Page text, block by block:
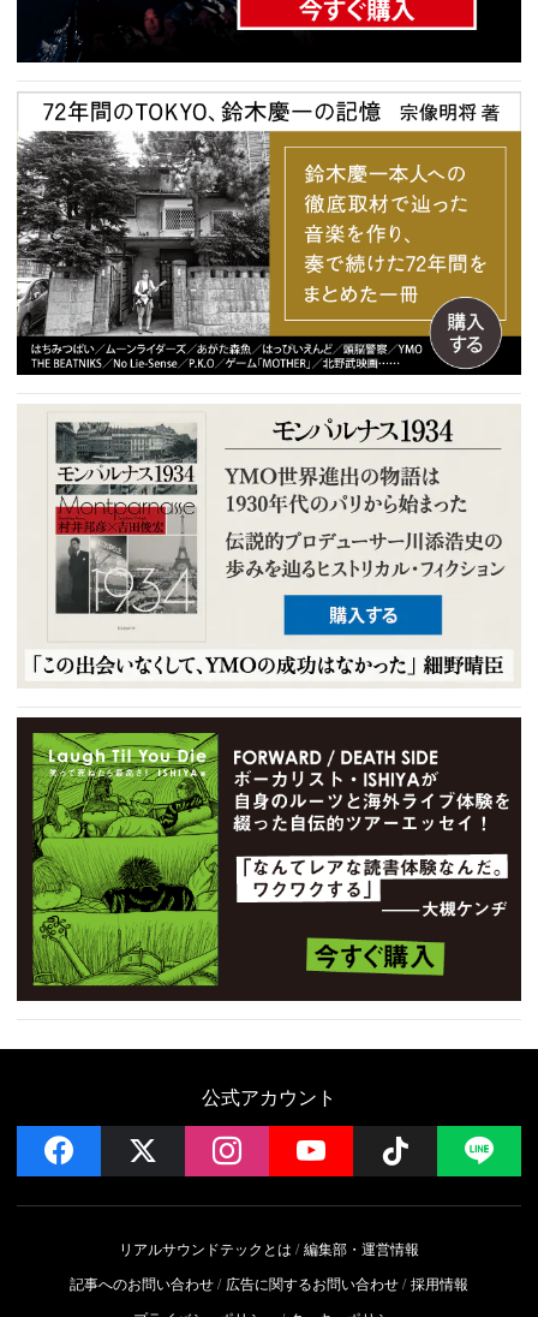
公式アカウント
facebook instagramYouTube Follow
リアルサウンドテックとは
編集部・運営情報
記事へのお問い合わせ
広告に関するお問い合わせ 採用情報